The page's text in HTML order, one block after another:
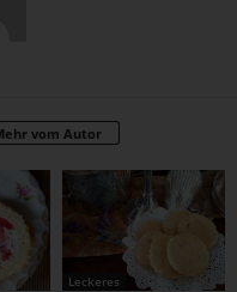
vom Autor
Leckeres